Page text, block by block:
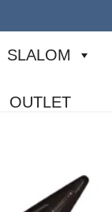
SLALOM
OUTLET